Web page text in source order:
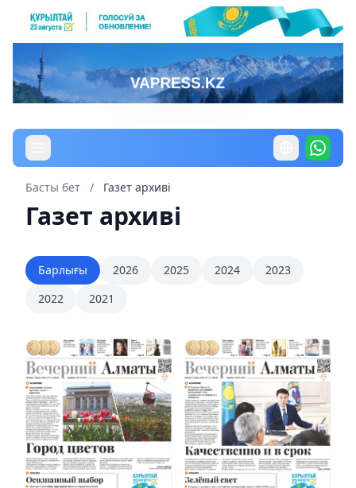
Басты бет / Газет архиві
Газет архиві
Барлығы 2026 2025 2024
2023
2022
2021